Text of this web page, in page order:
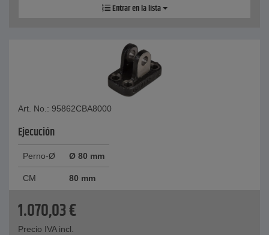
Entrar en la lista
Art. No.: 95862CBA8000
Ejecución
Perno-Ø Ø 80 mm
CM 80 mm
1.070,03€
Precio IVA incl.